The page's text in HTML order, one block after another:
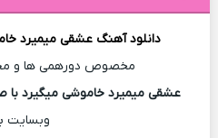
دانلود آهنگ عشقی میمیرد
مخصوص دورهمی ها و
عشقی میمیرد خاموشی میگیرد با
وبسایت